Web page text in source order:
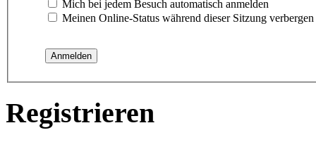
Mich bei jedem Besuch automatisch anmelden
Meinen Online-Status während dieser Sitzung verbergen
Registrieren